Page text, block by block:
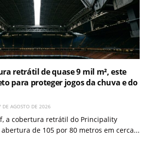
retrátil de quase 9 mil m², este
para proteger jogos da chuva e do
DE AGOSTO DE 2026
a cobertura retrátil do Principality
de 105 por 80 metros em cerca...